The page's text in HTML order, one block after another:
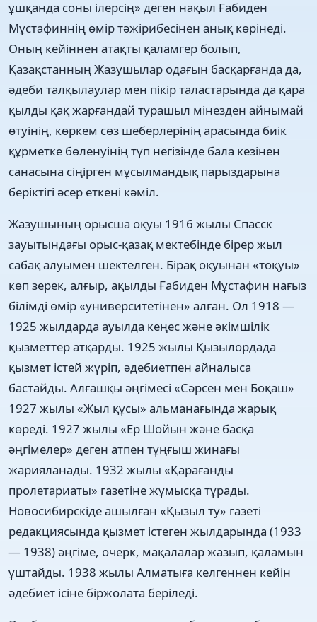
ұшқанда соны ілерсің» деген нақыл Ғабиден
Мұстафиннің өмір тәжірибесінен анық көрінеді.
Оның кейіннен атақты қаламгер болып,
Қазақстанның Жазушылар одағын басқарғанда да,
әдеби талқылаулар мен пікір таластарында да қара
қылды қақ жарғандай турашыл мінезден айнымай
өтуінің, көркем сөз шеберлерінің арасында биік
құрметке бөленуінің түп негізінде бала кезінен
санасына сіңірген мұсылмандық парыздарына
беріктігі әсер еткені кәміл.
Жазушының орысша оқуы 1916 жылы Спасск
зауытындағы орыс-қазақ мектебінде бірер жыл
сабақ алуымен шектелген. Бірақ оқуынан «тоқуы»
көп зерек, алғыр, ақылды Ғабиден Мұстафин нағыз
білімді өмір «университетінен» алған. Ол 1918 —
1925 жылдарда ауылда кеңес және әкімшілік
қызметтер атқарды. 1925 жылы Қызылордада
қызмет істей жүріп, әдебиетпен айналыса
бастайды. Алғашқы әңгімесі «Сәрсен мен Боқаш»
1927 жылы «Жыл құсы» альманағында жарық
көреді. 1927 жылы «Ер Шойын және басқа
әңгімелер» деген атпен тұңғыш жинағы
жарияланады. 1932 жылы «Қарағанды
пролетариаты» газетіне жұмысқа тұрады.
Новосибирскіде ашылған «Қызыл ту» газеті
редакциясында қызмет істеген жылдарында (1933
— 1938) әңгіме, очерк, мақалалар жазып, қаламын
ұштайды. 1938 жылы Алматыға келгеннен кейін
әдебиет ісіне біржолата беріледі.